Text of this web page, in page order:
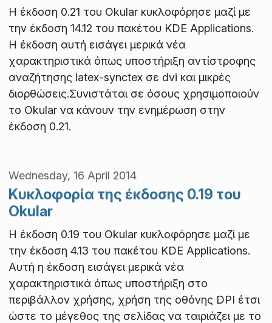
Η έκδοση 0.21 του Okular κυκλοφόρησε μαζί με
την έκδοση 14.12 του πακέτου KDE Applications.
Η έκδοση αυτή εισάγει μερικά νέα
χαρακτηριστικά όπως υποστήριξη αντίστροφης
αναζήτησης latex-synctex σε dvi και μικρές
διορθώσεις.Συνιστάται σε όσους χρησιμοποιούν
το Okular να κάνουν την ενημέρωση στην
έκδοση 0.21.
Wednesday, 16 April 2014
Κυκλοφορία της έκδοσης 0.19 του
Okular
Η έκδοση 0.19 του Okular κυκλοφόρησε μαζί με
την έκδοση 4.13 του πακέτου KDE Applications.
Αυτή η έκδοση εισάγει μερικά νέα
χαρακτηριστικά όπως υποστήριξη στο
περιβάλλον χρήσης, χρήση της οθόνης DPI έτσι
ώστε το μέγεθος της σελίδας να ταιριάζει με το